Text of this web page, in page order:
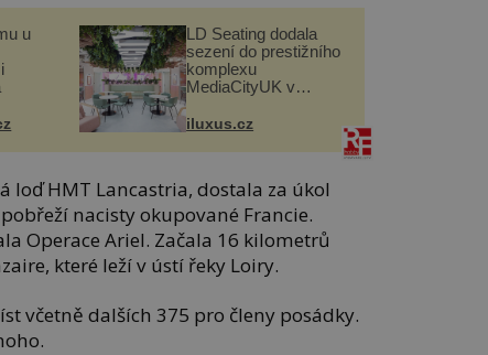
u
LD Seating dodala
sezení do prestižního
komplexu
MediaCityUK v
iluxus.cz
HMT Lancastria, dostala za úkol
nacisty okupované Francie.
Operace Ariel. Začala 16 kilometrů
které leží v ústí řeky Loiry.
včetně dalších 375 pro členy posádky.